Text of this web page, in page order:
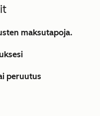
maksutapoja.
peruutus